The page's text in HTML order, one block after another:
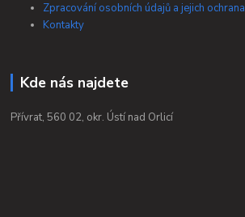
Zpracování osobních údajů a jejich ochrana
Kontakty
Kde nás najdete
Přívrat, 560 02, okr. Ústí nad Orlicí